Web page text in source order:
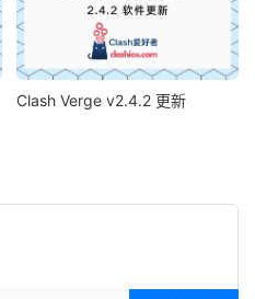
Clash Verge v2.4.2 更新